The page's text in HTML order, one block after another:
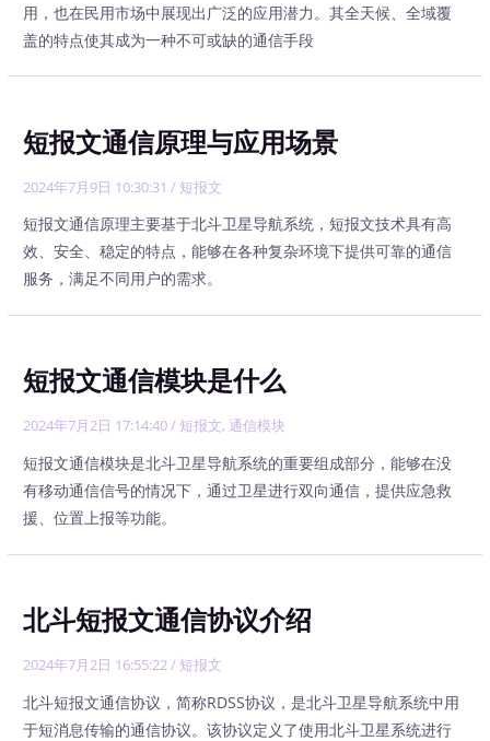
用，也在民用市场中展现出广泛的应用潜力。其全天候、全域覆
盖的特点使其成为一种不可或缺的通信手段
短报文通信原理与应用场景
2024年7月9日 10:30:31 / 短报文
短报文通信原理主要基于北斗卫星导航系统，短报文技术具有高
效、安全、稳定的特点，能够在各种复杂环境下提供可靠的通信
服务，满足不同用户的需求。
短报文通信模块是什么
2024年7月2日 17:14:40/ 短报文, 通信模块
短报文通信模块是北斗卫星导航系统的重要组成部分，能够在没
有移动通信信号的情况下，通过卫星进行双向通信，提供应急救
援、位置上报等功能。
北斗短报文通信协议介绍
2024年7月2日 16:55:22/ 短报文
北斗短报文通信协议，简称RDSS协议，是北斗卫星导航系统中用
于短消息传输的通信协议。该协议定义了使用北斗卫星系统进行